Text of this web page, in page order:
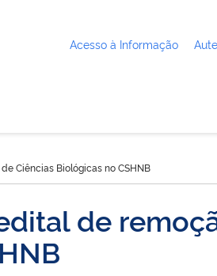
Acesso à Informação
Ciências Biológicas no CSHNB
de